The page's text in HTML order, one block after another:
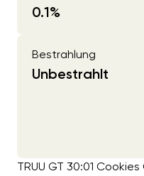
0.1%
Bestrahlung
Unbestrahlt
TRUU GT 30:01